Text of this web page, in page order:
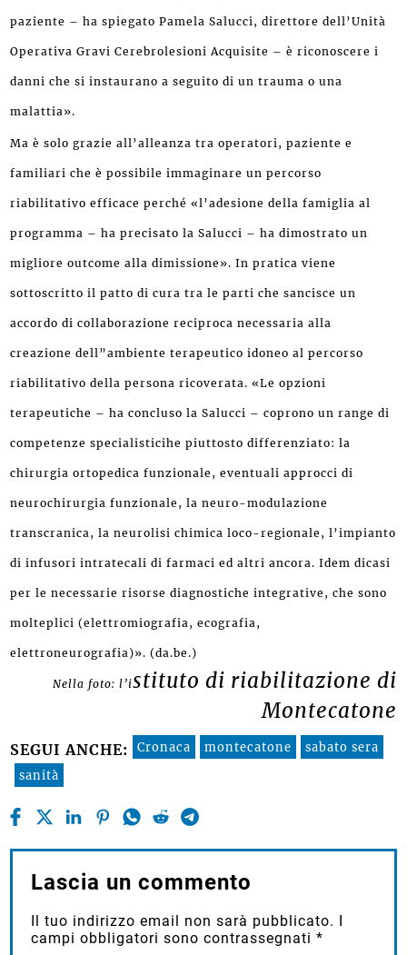
paziente – ha spiegato Pamela Salucci, direttore dell’Unità
Operativa Gravi Cerebrolesioni Acquisite – è riconoscere i
danni che si instaurano a seguito di un trauma o una
malattia».
Ma è solo grazie all’alleanza tra operatori, paziente e
familiari che è possibile immaginare un percorso
riabilitativo efficace perché «l’adesione della famiglia al
programma – ha precisato la Salucci – ha dimostrato un
migliore outcome alla dimissione». In pratica viene
sottoscritto il patto di cura tra le parti che sancisce un
accordo di collaborazione reciproca necessaria alla
creazione dell”ambiente terapeutico idoneo al percorso
riabilitativo della persona ricoverata. «Le opzioni
terapeutiche – ha concluso la Salucci – coprono un range di
competenze specialisticihe piuttosto differenziato: la
chirurgia ortopedica funzionale, eventuali approcci di
neurochirurgia funzionale, la neuro-modulazione
transcranica, la neurolisi chimica loco-regionale, l’impianto
di infusori intratecali di farmaci ed altri ancora. Idem dicasi
per le necessarie risorse diagnostiche integrative, che sono
molteplici (elettromiografia, ecografia,
elettroneurografia)». (da.be.)
Nella foto: l’istituto di riabilitazione di
Montecatone
SEGUI ANCHE: Cronaca montecatone
sabato sera
sanità
Lascia un commento
Il tuo indirizzo email non sarà pubblicato.
campi obbligatori sono contrassegnati*